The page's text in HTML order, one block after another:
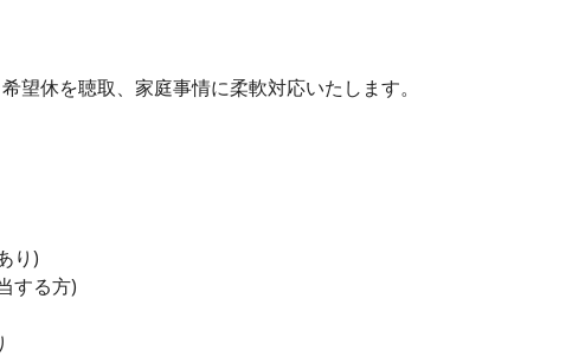
望休を聴取、家庭事情に柔軟対応いたします。
り)
する方)